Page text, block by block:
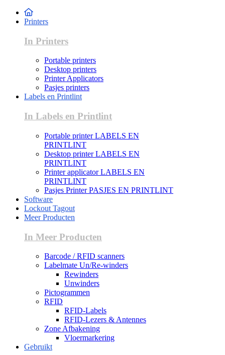
Printers
In Printers
Portable printers
Desktop printers
Printer Applicators
Pasjes printers
Labels en Printlint
In Labels en Printlint
Portable printer LABELS EN
PRINTLINT
Desktop printer LABELS EN
PRINTLINT
Printer applicator LABELS EN
PRINTLINT
Pasjes Printer PASJES EN PRINTLINT
Software
Lockout Tagout
Meer Producten
In Meer Producten
Barcode / RFID scanners
Labelmate Un/Re-winders
Rewinders
Unwinders
Pictogrammen
RFID
RFID-Labels
RFID-Lezers & Antennes
Zone Afbakening
Vloermarkering
Gebruikt